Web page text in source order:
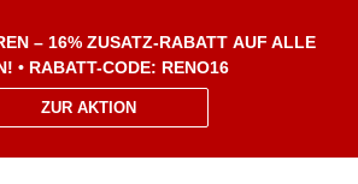
– 16% ZUSATZ-RABATT AUF ALLE
• RABATT-CODE: RENO16
ZUR AKTION